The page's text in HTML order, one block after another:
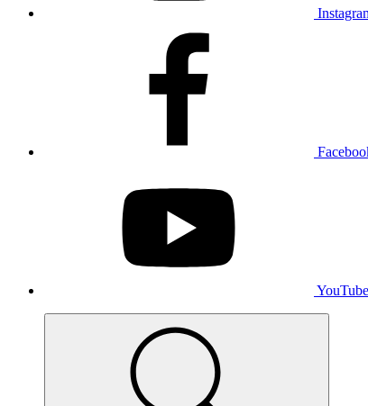
YouTube